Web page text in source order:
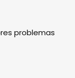
problemas